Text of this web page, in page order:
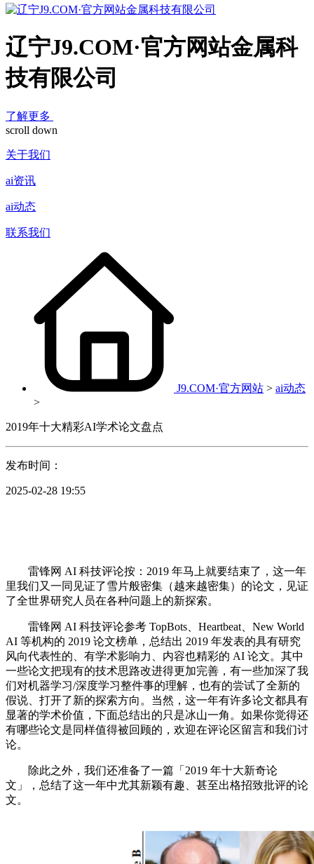
辽宁J9.COM·官方网站金属科
技有限公司
了解更多
scroll down
关于我们
ai资讯
ai动态
联系我们
J9.COM·官方网站 > ai动态
>
2019年十大精彩AI学术论文盘点
发布时间：
2025-02-28 19:55
雷锋网 AI 科技评论按：2019 年马上就要结束了，这一年
里我们又一同见证了雪片般密集（越来越密集）的论文，见证
了全世界研究人员在各种问题上的新探索。
雷锋网 AI 科技评论参考 TopBots、Heartbeat、New World
AI 等机构的 2019 论文榜单，总结出 2019 年发表的具有研究
风向代表性的、有学术影响力、内容也精彩的 AI 论文。其中
一些论文把现有的技术思路改进得更加完善，有一些加深了我
们对机器学习/深度学习整件事的理解，也有的尝试了全新的
假说、打开了新的探索方向。当然，这一年有许多论文都具有
显著的学术价值，下面总结出的只是冰山一角。如果你觉得还
有哪些论文是同样值得被回顾的，欢迎在评论区留言和我们讨
论。
除此之外，我们还准备了一篇「2019 年十大新奇论
文」，总结了这一年中尤其新颖有趣、甚至出格招致批评的论
文。